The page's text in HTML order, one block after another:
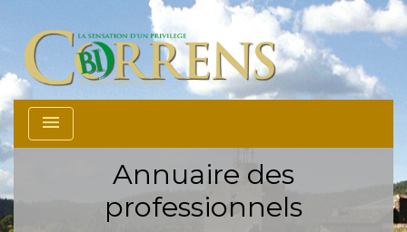
menu
Annuaire des
professionnels